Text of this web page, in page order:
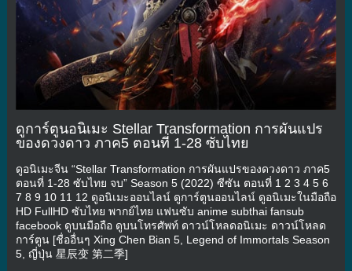
ดูการ์ตูนอนิเมะ Stellar Transformation การผันแปร
ของดวงดาว ภาค5 ตอนที่ 1-28 ซับไทย
ดูอนิเมะจีน “Stellar Transformation การผันแปรของดวงดาว ภาค5
ตอนที่ 1-28 ซับไทย จบ” Season 5 (2022) ซีซัน ตอนที่ 1 2 3 4 5 6
7 8 9 10 11 12 ดูอนิเมะออนไลน์ ดูการ์ตูนออนไลน์ ดูอนิเมะในมือถือ
HD FullHD ซับไทย พากย์ไทย แฟนซับ anime subthai fansub
facebook ดูบนมือถือ ดูบนโทรศัพท์ ดาวน์โหลดอนิเมะ ดาวน์โหลด
การ์ตูน [ชื่ออื่นๆ Xing Chen Bian 5, Legend of Immortals Season
5, ญี่ปุ่น 星辰变 第二季]